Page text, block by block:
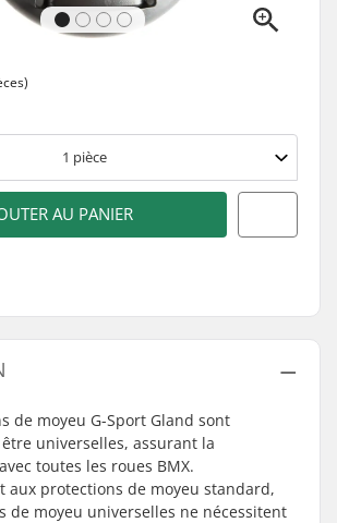
1 pièce
AU PANIER
de moyeu G-Sport Gland sont
universelles, assurant la
toutes les roues BMX.
aux protections de moyeu standard,
de moyeu universelles ne nécessitent